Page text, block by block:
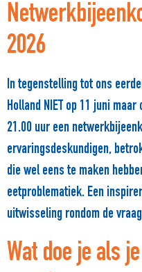
2026
In tegenstelling tot ons
Holland NIET op 11 juni
21.00 uur een
ervaringsdeskundigen,
die wel eens te maken
eetproblematiek. Een
uitwisseling rondom de
Wat doe je als